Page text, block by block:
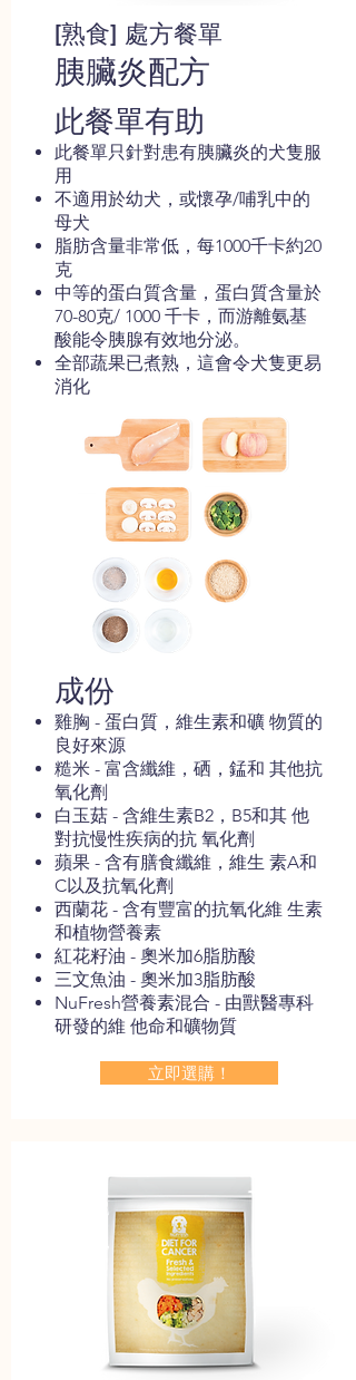
[熟食] 處方餐單
胰臟炎配方
此餐單有助
此餐單只針對患有胰臟炎的犬隻服
用
不適用於幼犬，或懷孕/哺乳中的
母犬
脂肪含量非常低，每1000千卡約20
克
中等的蛋白質含量，蛋白質含量於
70-80克/ 1000 千卡，而游離氨基
酸能令胰腺有效地分泌。
全部蔬果已煮熟，這會令犬隻更易
消化
成份
雞胸 - 蛋白質，維生素和礦 物質的
良好來源
糙米 - 富含纖維，硒，錳和 其他抗
氧化劑
白玉菇 - 含維生素B2，B5和其 他
對抗慢性疾病的抗 氧化劑
蘋果 - 含有膳食纖維，維生 素A和
C以及抗氧化劑
西蘭花 - 含有豐富的抗氧化維 生素
和植物營養素
紅花籽油 - 奧米加6脂肪酸
三文魚油 - 奧米加3脂肪酸
NuFresh營養素混合 - 由獸醫專科
研發的維 他命和礦物質
立即選購！